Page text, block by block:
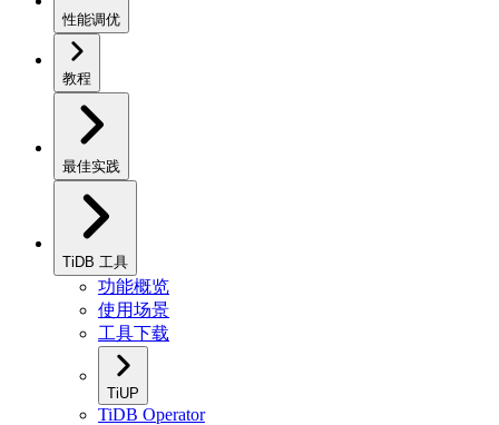
性能调优
教程
最佳实践
TiDB 工具
功能概览
使用场景
工具下载
TiUP
TiDB Operator